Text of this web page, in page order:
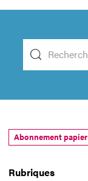
Rubriques
Abonnement papier